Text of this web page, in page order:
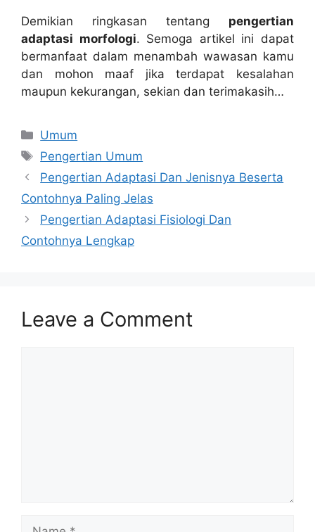
Demikian ringkasan tentang pengertian
adaptasi morfologi. Semoga artikel ini dapat
bermanfaat dalam menambah wawasan kamu
dan mohon maaf jika terdapat kesalahan
maupun kekurangan, sekian dan terimakasih…
Categories
Umum
Tags
Pengertian Umum
Pengertian Adaptasi Dan Jenisnya Beserta
Contohnya Paling Jelas
Pengertian Adaptasi Fisiologi Dan
Contohnya Lengkap
Leave a Comment
Name